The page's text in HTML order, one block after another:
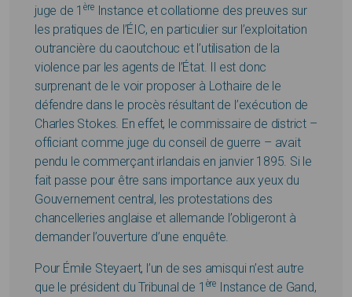
juge de 1èreInstance et collationne des preuves sur
les pratiques de l’ÉIC, en particulier sur l’exploitation
outrancière du caoutchouc et l’utilisation de la
violence par les agents de l’État. Il est donc
surprenant de le voir proposer à Lothaire de le
défendre dans le procès résultant de l’exécution de
Charles Stokes. En effet, le commissaire de district –
officiant comme juge du conseil de guerre – avait
pendu le commerçant irlandais en janvier 1895. Si le
fait passe pour être sans importance aux yeux du
Gouvernement central, les protestations des
chancelleries anglaise et allemande l’obligeront à
demander l’ouverture d’une enquête.
Pour Émile Steyaert, l’un de ses amisqui n’est autre
que le président du Tribunal de 1 ère Instance de Gand,